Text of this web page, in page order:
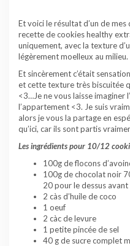
Et voici le résultat d’un de
recette de cookies healthy
uniquement, avec la texture
légèrement moelleux au milieu.
Et sincèrement c’était
et cette texture très biscuitée
<3…Je ne vous laisse imaginer
l’appartement <3. Je suis
alors je vous la partage en
qu’ici, car ils sont partis
Les ingrédients pour 10/12
100g de flocons
100g de chocolat noir
20 pour le dessus avant
2 càs d’huile de coco
1 oeuf
2 càc de levure
1 petite pincée de sel
40 g de sucre complet